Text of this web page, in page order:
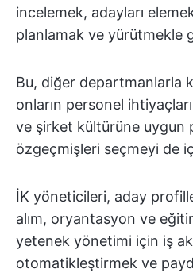
incelemek, adayları
planlamak ve yürütmekle
Bu, diğer departmanlarla
onların personel
ve şirket kültürüne uygun
özgeçmişleri seçmeyi de
İK yöneticileri, aday
alım, oryantasyon ve
yetenek yönetimi için iş
otomatikleştirmek ve